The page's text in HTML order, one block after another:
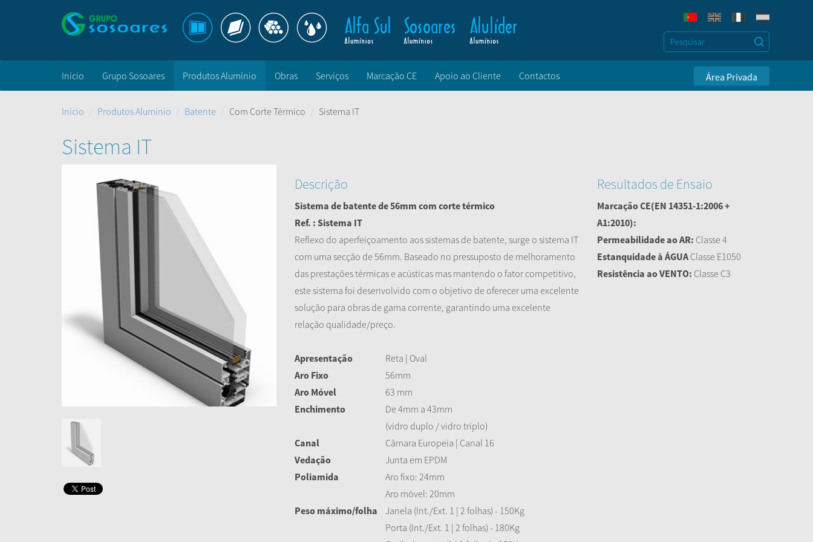
Área Privada
Início Grupo Sosoares Produtos Alumínio Obras Serviços Marcação CE Apoio ao Cliente Contactos
Início Produtos Alumínio Batente Com Corte Térmico Sistema IT
Sistema IT
Descrição
Sistema de batente de 56mm com corte térmico
Ref. : Sistema IT
Reflexo do aperfeiçoamento aos sistemas de batente, surge o sistema IT
com uma secção de 56mm. Baseado no pressuposto de melhoramento
das prestações térmicas e acústicas mas mantendo o fator competitivo,
este sistema foi desenvolvido com o objetivo de oferecer uma excelente
solução para obras de gama corrente, garantindo uma excelente
relação qualidade/preço.
Apresentação
Reta | Oval
Aro Fixo
56mm
Aro Móvel
63 mm
Enchimento
De 4mm a 43mm
(vidro duplo / vidro triplo)
Canal
Câmara Europeia | Canal 16
Vedação
Junta em EPDM
Poliamida
Aro fixo: 24mm
Aro móvel: 20mm
Peso máximo/folha
Janela (Int./Ext. 1 | 2 folhas) - 150Kg
Porta (Int./Ext. 1 | 2 folhas) - 180Kg
Resultados de Ensaio
Marcação CE(EN 14351-1:2006 +
A1:2010):
Permeabilidade ao AR: Classe 4
Estanquidade à ÁGUA Classe E1050
Resistência ao VENTO: Classe C3